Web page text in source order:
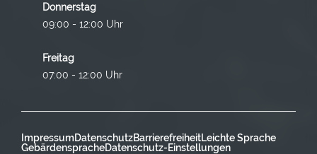
Donnerstag
09:00 - 12:00 Uhr
Freitag
07:00 - 12:00 Uhr
ImpressumDatenschutzBarrierefreiheitLeichte Sprache
GebärdenspracheDatenschutz-Einstellungen